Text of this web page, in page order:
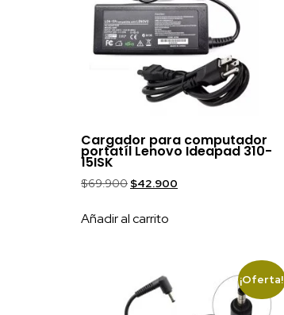
Cargador para computador
portatíl Lenovo Ideapad 310-
15ISK
$69.900 $42.900
Añadir al carrito
¡Oferta!